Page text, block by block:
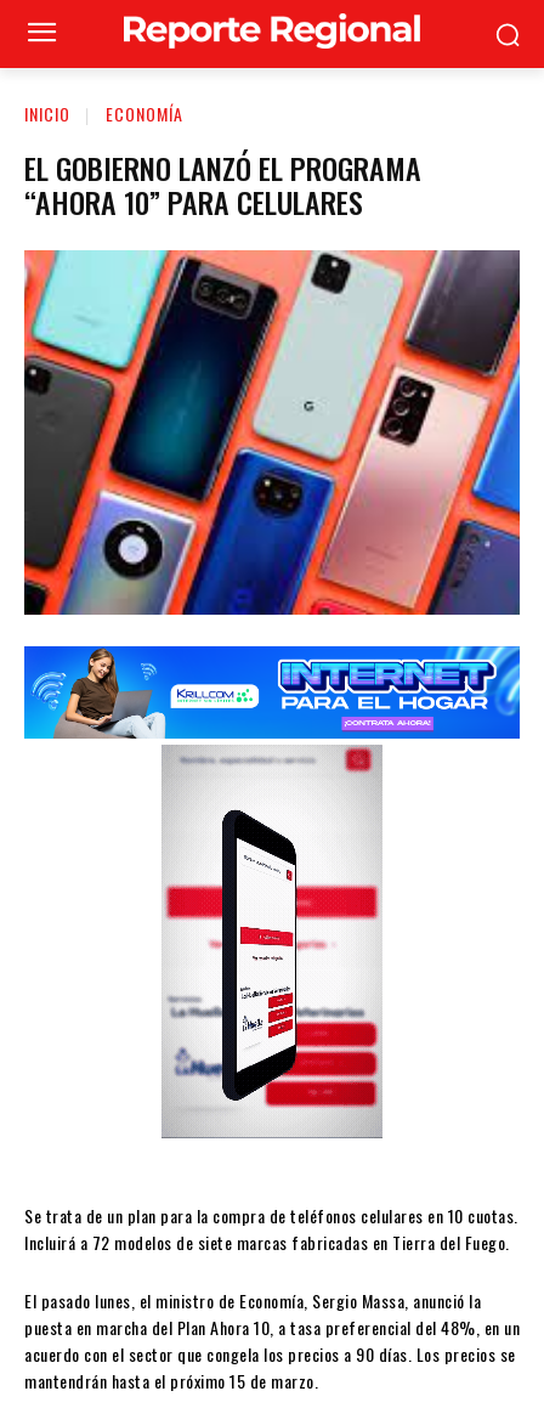
INICIO ECONOMÍA
EL GOBIERNO LANZÓ EL PROGRAMA
“AHORA 10” PARA CELULARES
Se trata de un plan para la compra de teléfonos celulares en 10 cuotas.
Incluirá a 72 modelos de siete marcas fabricadas en Tierra del Fuego.
El pasado lunes, el ministro de Economía, Sergio Massa, anunció la
puesta en marcha del Plan Ahora 10, a tasa preferencial del 48%, en un
acuerdo con el sector que congela los precios a 90 días. Los precios se
mantendrán hasta el próximo 15 de marzo.